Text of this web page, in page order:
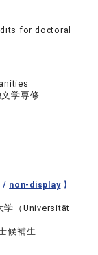
for doctoral
学専修
/ non-display】
学（Universität
候補生